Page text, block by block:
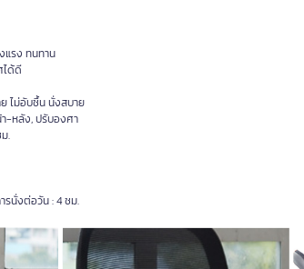
แรง ทนทาน
ได้ดี
ไม่อับชื้น นั่งสบาย
-หลัง, ปรับองศา
.
รนั่งต่อวัน : 4 ชม.